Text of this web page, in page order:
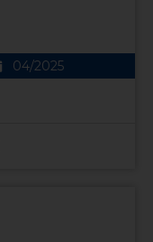
04/2025